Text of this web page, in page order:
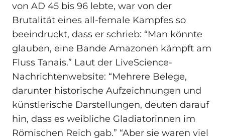
von AD 45 bis 96 lebte, war von der
Brutalität eines all-female Kampfes so
beeindruckt, dass er schrieb: “Man könnte
glauben, eine Bande Amazonen kämpft am
Fluss Tanais.” Laut der LiveScience-
Nachrichtenwebsite: “Mehrere Belege,
darunter historische Aufzeichnungen und
künstlerische Darstellungen, deuten darauf
hin, dass es weibliche Gladiatorinnen im
Römischen Reich gab.” “Aber sie waren viel